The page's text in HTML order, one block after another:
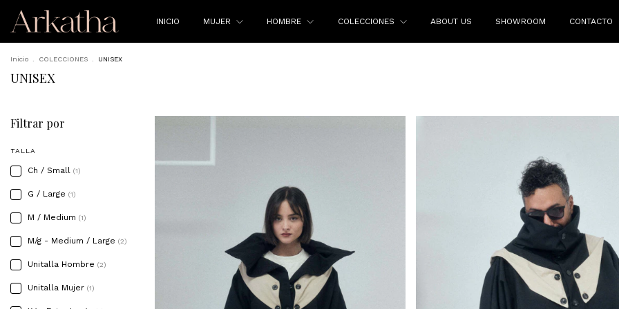
INICIO MUJER HOMBRE COLECCIONES ABOUT US SHOWROOM CONTACTO
Inicio COLECCIONES UNISEX
UNISEX
Filtrar por
TALLA
Ch / Small (1)
G / Large (1)
M / Medium (1)
M/g - Medium / Large (2)
Unitalla Hombre (2)
Unitalla Mujer (1)